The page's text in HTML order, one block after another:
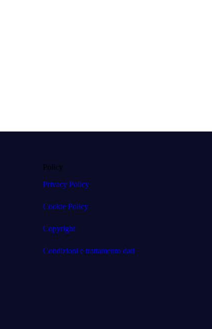
Policy
Privacy Policy
Cookie Policy
Copyright
Condizioni e trattamento dati